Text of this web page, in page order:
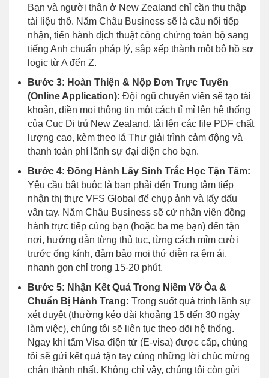
Bạn và người thân ở New Zealand chỉ cần thu thập
tài liệu thô. Năm Châu Business sẽ là cầu nối tiếp
nhận, tiến hành dịch thuật công chứng toàn bộ sang
tiếng Anh chuẩn pháp lý, sắp xếp thành một bộ hồ sơ
logic từ A đến Z.
Bước 3: Hoàn Thiện & Nộp Đơn Trực Tuyến
(Online Application): Đội ngũ chuyên viên sẽ tạo tài
khoản, điền mọi thông tin một cách tỉ mỉ lên hệ thống
của Cục Di trú New Zealand, tải lên các file PDF chất
lượng cao, kèm theo lá Thư giải trình cảm động và
thanh toán phí lãnh sự đại diện cho bạn.
Bước 4: Đồng Hành Lấy Sinh Trắc Học Tận Tâm:
Yêu cầu bắt buộc là bạn phải đến Trung tâm tiếp
nhận thị thực VFS Global để chụp ảnh và lấy dấu
vân tay. Năm Châu Business sẽ cử nhân viên đồng
hành trực tiếp cùng bạn (hoặc ba mẹ bạn) đến tận
nơi, hướng dẫn từng thủ tục, từng cách mỉm cười
trước ống kính, đảm bảo mọi thứ diễn ra êm ái,
nhanh gọn chỉ trong 15-20 phút.
Bước 5: Nhận Kết Quả Trong Niềm Vỡ Òa &
Chuẩn Bị Hành Trang: Trong suốt quá trình lãnh sự
xét duyệt (thường kéo dài khoảng 15 đến 30 ngày
làm việc), chúng tôi sẽ liên tục theo dõi hệ thống.
Ngay khi tấm Visa điện tử (E-visa) được cấp, chúng
tôi sẽ gửi kết quả tận tay cùng những lời chúc mừng
chân thành nhất. Không chỉ vậy, chúng tôi còn gửi